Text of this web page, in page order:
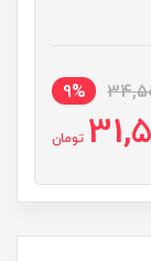
9%
تومان